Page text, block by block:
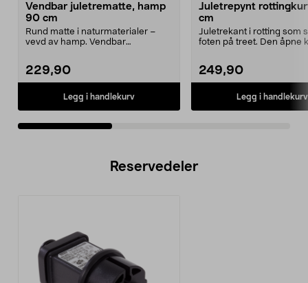
Vendbar juletrematte, hamp
90 cm
Rund matte i naturmaterialer –
vevd av hamp. Vendbar
229,90
Legg i handlekurv
Juletrepynt
cm
Juletrekant i rotting som
foten på treet. Den åpne
249,90
Legg i handlekurv
Reservedeler